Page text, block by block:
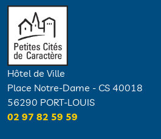
Hôtel de Ville
Place Notre-Dame - CS 40018
56290 PORT-LOUIS
02 97 82 59 59